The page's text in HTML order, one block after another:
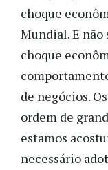
choque
Mundial. E não
choque
de negócios.
ordem de
estamos
necessário